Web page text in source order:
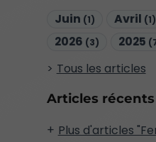
Juin (1) Avril (1)
2026 (3) 2025
Tous les articles
Articles
Plus d'articles